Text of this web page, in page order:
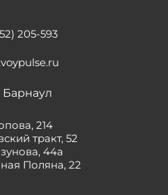
205-593
Барнаул
214
тракт, 52
44а
Поляна, 22